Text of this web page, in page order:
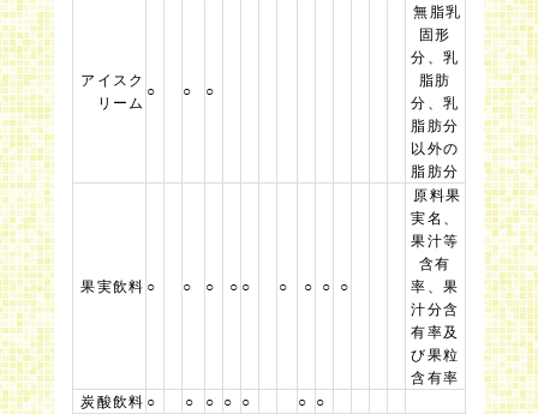
アイスク
リーム
○ ○ ○
無脂乳
固形
分、乳
脂肪
分、乳
脂肪分
以外の
脂肪分
果実飲料 ○ ○ ○ ○ ○ ○ ○ ○ ○
原料果
実名、
果汁等
含有
率、果
汁分含
有率及
び果粒
含有率
炭酸飲料 ○ ○ ○ ○ ○ ○ ○